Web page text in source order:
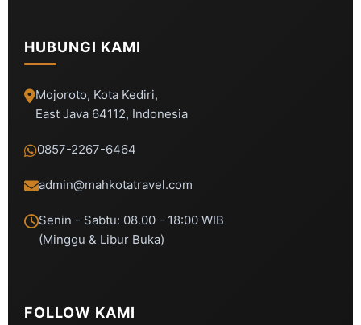
HUBUNGI KAMI
Mojoroto, Kota Kediri,
East Java 64112, Indonesia
0857-2267-6464
admin@mahkotatravel.com
Senin - Sabtu: 08.00 - 18:00 WIB
(Minggu & Libur Buka)
FOLLOW KAMI